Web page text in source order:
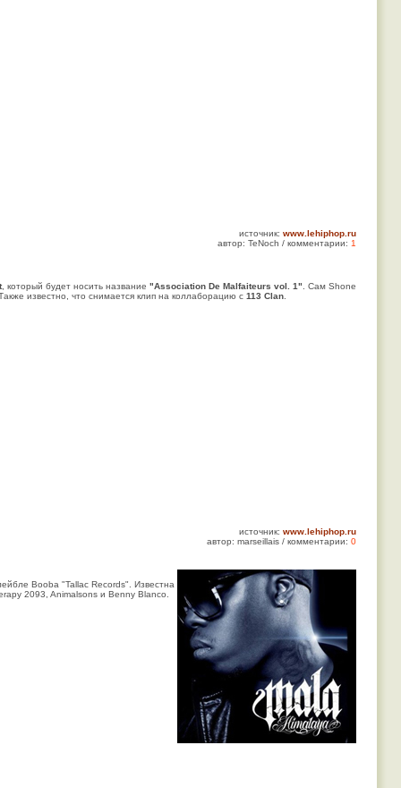
источник: www.lehiphop.ru
автор: TeNoch / комментарии: 1
, который будет носить название "Association De Malfaiteurs vol. 1" . Сам Shone
известно, что снимается клип на коллаборацию с 113 Clan
источник: www.lehiphop.ru
автор: marseillais / комментарии: 0
Booba "Tallac Records". Известна
2093, Animalsons и Benny Blanco.